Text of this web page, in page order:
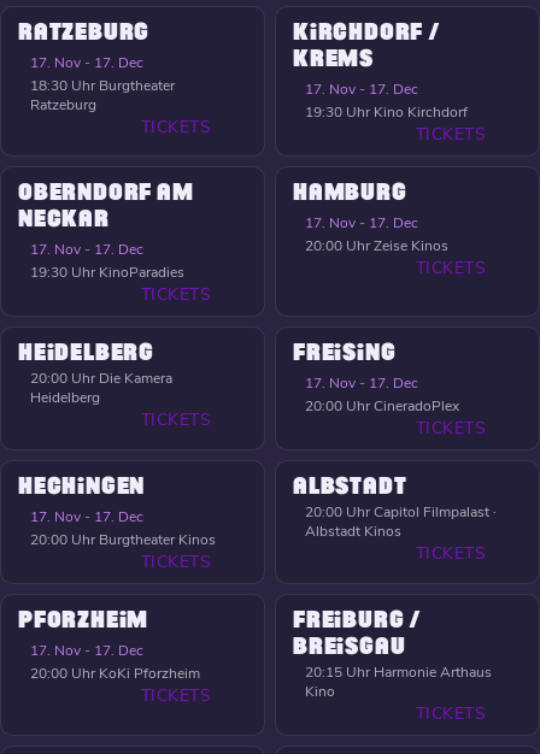
RATZEBURG
17. Nov - 17. Dec
18:30 Uhr Burgtheater
Ratzeburg
TICKETS
KIRCHDORF /
KREMS
17. Nov - 17. Dec
19:30 Uhr Kino Kirchdorf
TICKETS
OBERNDORF AM
NECKAR
17. Nov - 17. Dec
19:30 Uhr KinoParadies
TICKETS
HAMBURG
17. Nov - 17. Dec
20:00 UhrZeise Kinos
TICKETS
HEIDELBERG
20:00 Uhr Die Kamera
Heidelberg
TICKETS
FREISING
17. Nov - 17. Dec
20:00 UhrCineradoPlex
TICKETS
HECHINGEN
17. Nov - 17. Dec
20:00 Uhr Burgtheater Kinos
TICKETS
ALBSTADT
20:00 UhrCapitol Filmpalast ·
Albstadt Kinos
TICKETS
PFORZHEIM
17. Nov - 17. Dec
20:00 Uhr KoKi Pforzheim
TICKETS
FREIBURG /
BREISGAU
20:15 Uhr Harmonie Arthaus
Kino
TICKETS